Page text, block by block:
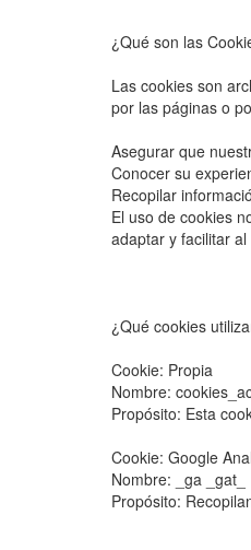
¿Qué son las
Las cookies son
por las páginas o
Asegurar que
Conocer su
Recopilar
El uso de cookies
adaptar y facilitar
¿Qué cookies
Cookie: Propia
Nombre:
Propósito: Esta
Cookie: Google
Nombre: _ga _gat_
Propósito: